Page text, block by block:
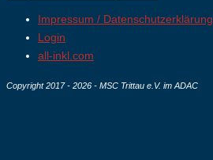
Impressum / Datenschutzerklärung
Login
all-inkl.com
Copyright 2017 - 2026 - MSC Trittau e.V. im ADAC